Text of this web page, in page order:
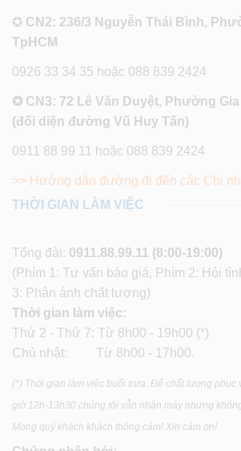
✪ CN2: 236/3 Nguyễn Thái Bình,
TpHCM
0926 33 34 35 hoặc 088 839 2424
✪ CN3: 72 Lê Văn Duyệt, Phường
(đối diện đường Vũ Huy Tấn)
0911 88 99 11 hoặc 088 839 2424
>> Hướng dẫn đường đi đến các Chi
THỜI GIAN LÀM VIỆC
Tổng đài: 0911.88.99.11 (8:00-19:00)
(Phím 1: Tư vấn báo giá, Phím 2: Hỏi
3: Phản ánh chất lượng)
Thời gian làm việc:
Thứ 2 - Thứ 7: Từ 8h00 - 19h00 (*)
Chủ nhật: Từ 8h00 - 17h00.
(*) Thời gian làm việc buổi trưa: Để chất lượng phục
giờ 12h-13h30 chúng tôi vẫn nhận máy nhưng
Mong quý khách khách thông cảm! Xin cảm ơn!